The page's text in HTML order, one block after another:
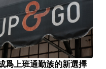
上班通勤族的新選擇